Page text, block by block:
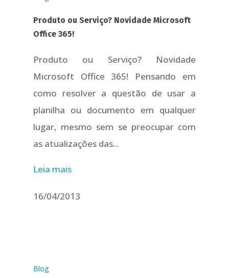
Produto ou Serviço? Novidade Microsoft
Office 365!
Produto ou Serviço? Novidade
Microsoft Office 365! Pensando em
como resolver a questão de usar a
planilha ou documento em qualquer
lugar, mesmo sem se preocupar com
as atualizações das...
Leia mais
16/04/2013
Blog